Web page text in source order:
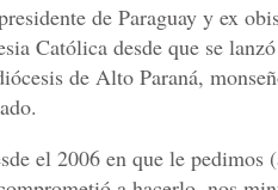
de Paraguay y ex
Católica desde que se
de Alto Paraná,
el 2006 en que le